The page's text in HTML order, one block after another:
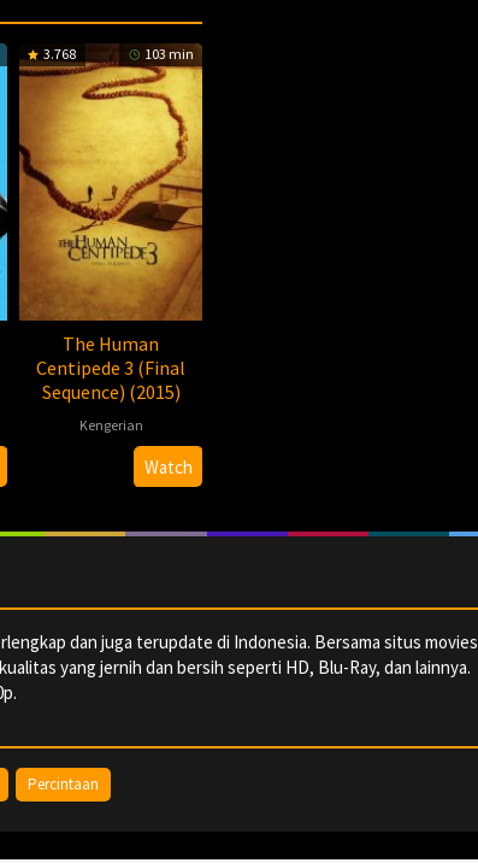
3.768 103 min
The Human
Centipede 3 (Final
Sequence) (2015)
Kengerian
2015-Watch
dan juga terupdate di Indonesia. Bersama situs movies
yang jernih dan bersih seperti HD, Blu-Ray, dan lainnya.
Percintaan